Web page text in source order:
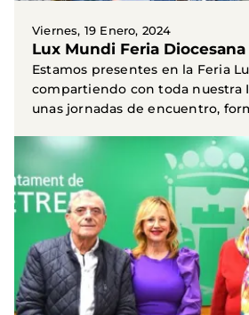
Viernes, 19 Enero, 2024
Lux Mundi Feria Diocesana
Estamos presentes en la Feria
compartiendo con toda nuestra
unas jornadas de encuentro,